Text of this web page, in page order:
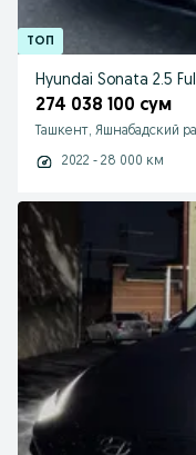
Hyundai Sonata 2.5
274 038 100 сум
Ташкент, Яшнабадский
2022 - 28 000 км